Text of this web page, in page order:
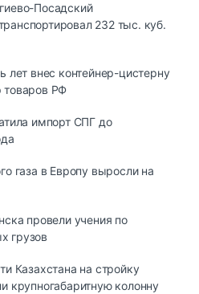
Посадский
232 тыс. куб.
лет внес контейнер-цистерну
товаров РФ
импорт СПГ до
газа в Европу выросли на
провели учения по
грузов
Казахстана на стройку
крупногабаритную колонну